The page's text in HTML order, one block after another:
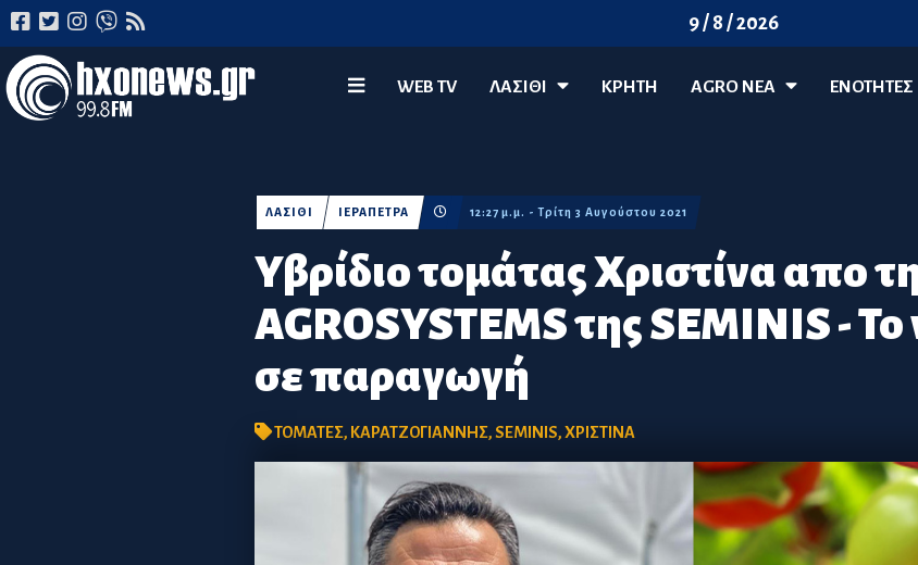
9 / 8 / 2026
WEB TV ΛΑΣΊΘΙ ΚΡΗΤΗ AGRO ΝΈΑ ΕΝΟΤΗΤΕΣ
Υβρίδιο τομάτας Χριστίνα απο
AGROSYSTEMS της SEMINIS -
σε παραγωγή
ΛΑΣΙΘΙ ΙΕΡΑΠΕΤΡΑ 12:27 μ.μ. - Τρίτη 3 Αυγούστου 2021
ΤΟΜΑΤΕΣ, ΚΑΡΑΤΖΟΓΙΑΝΝΗΣ,SEMINIS,ΧΡΙΣΤΙΝΑ